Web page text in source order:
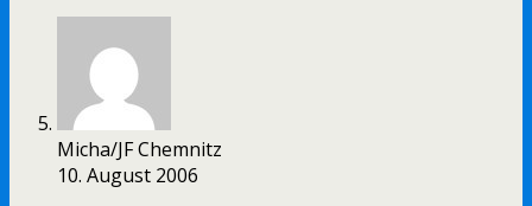
Micha/JF Chemnitz
10. August 2006